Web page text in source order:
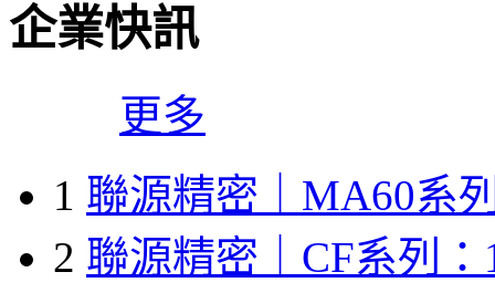
企業快訊
更多
1 聯源精密｜MA60系
2 聯源精密｜CF系列：